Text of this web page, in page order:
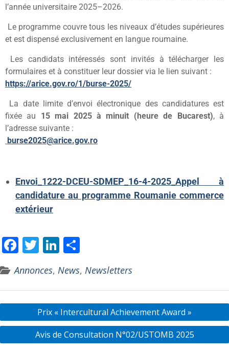
l’année universitaire 2025–2026.
Le programme couvre tous les niveaux d’études supérieures
et est dispensé exclusivement en langue roumaine.
Les candidats intéressés sont invités à télécharger les
formulaires et à constituer leur dossier via le lien suivant :
https://arice.gov.ro/1/burse-2025/
La date limite d’envoi électronique des candidatures est
fixée au 15 mai 2025 à minuit (heure de Bucarest), à
l’adresse suivante :
burse2025@arice.gov.ro
Envoi_1222-DCEU-SDMEP_16-4-2025_Appel à
candidature au programme Roumanie commerce
extérieur
F
e
b
o
o
k
T
itt
er
Li
n
k
e
dI
n
ar
ta
g
er
Annonces, News, Newsletters
Prix « Intercultural Achievement Award »
Avis de Consultation N°02/USTOMB 2025